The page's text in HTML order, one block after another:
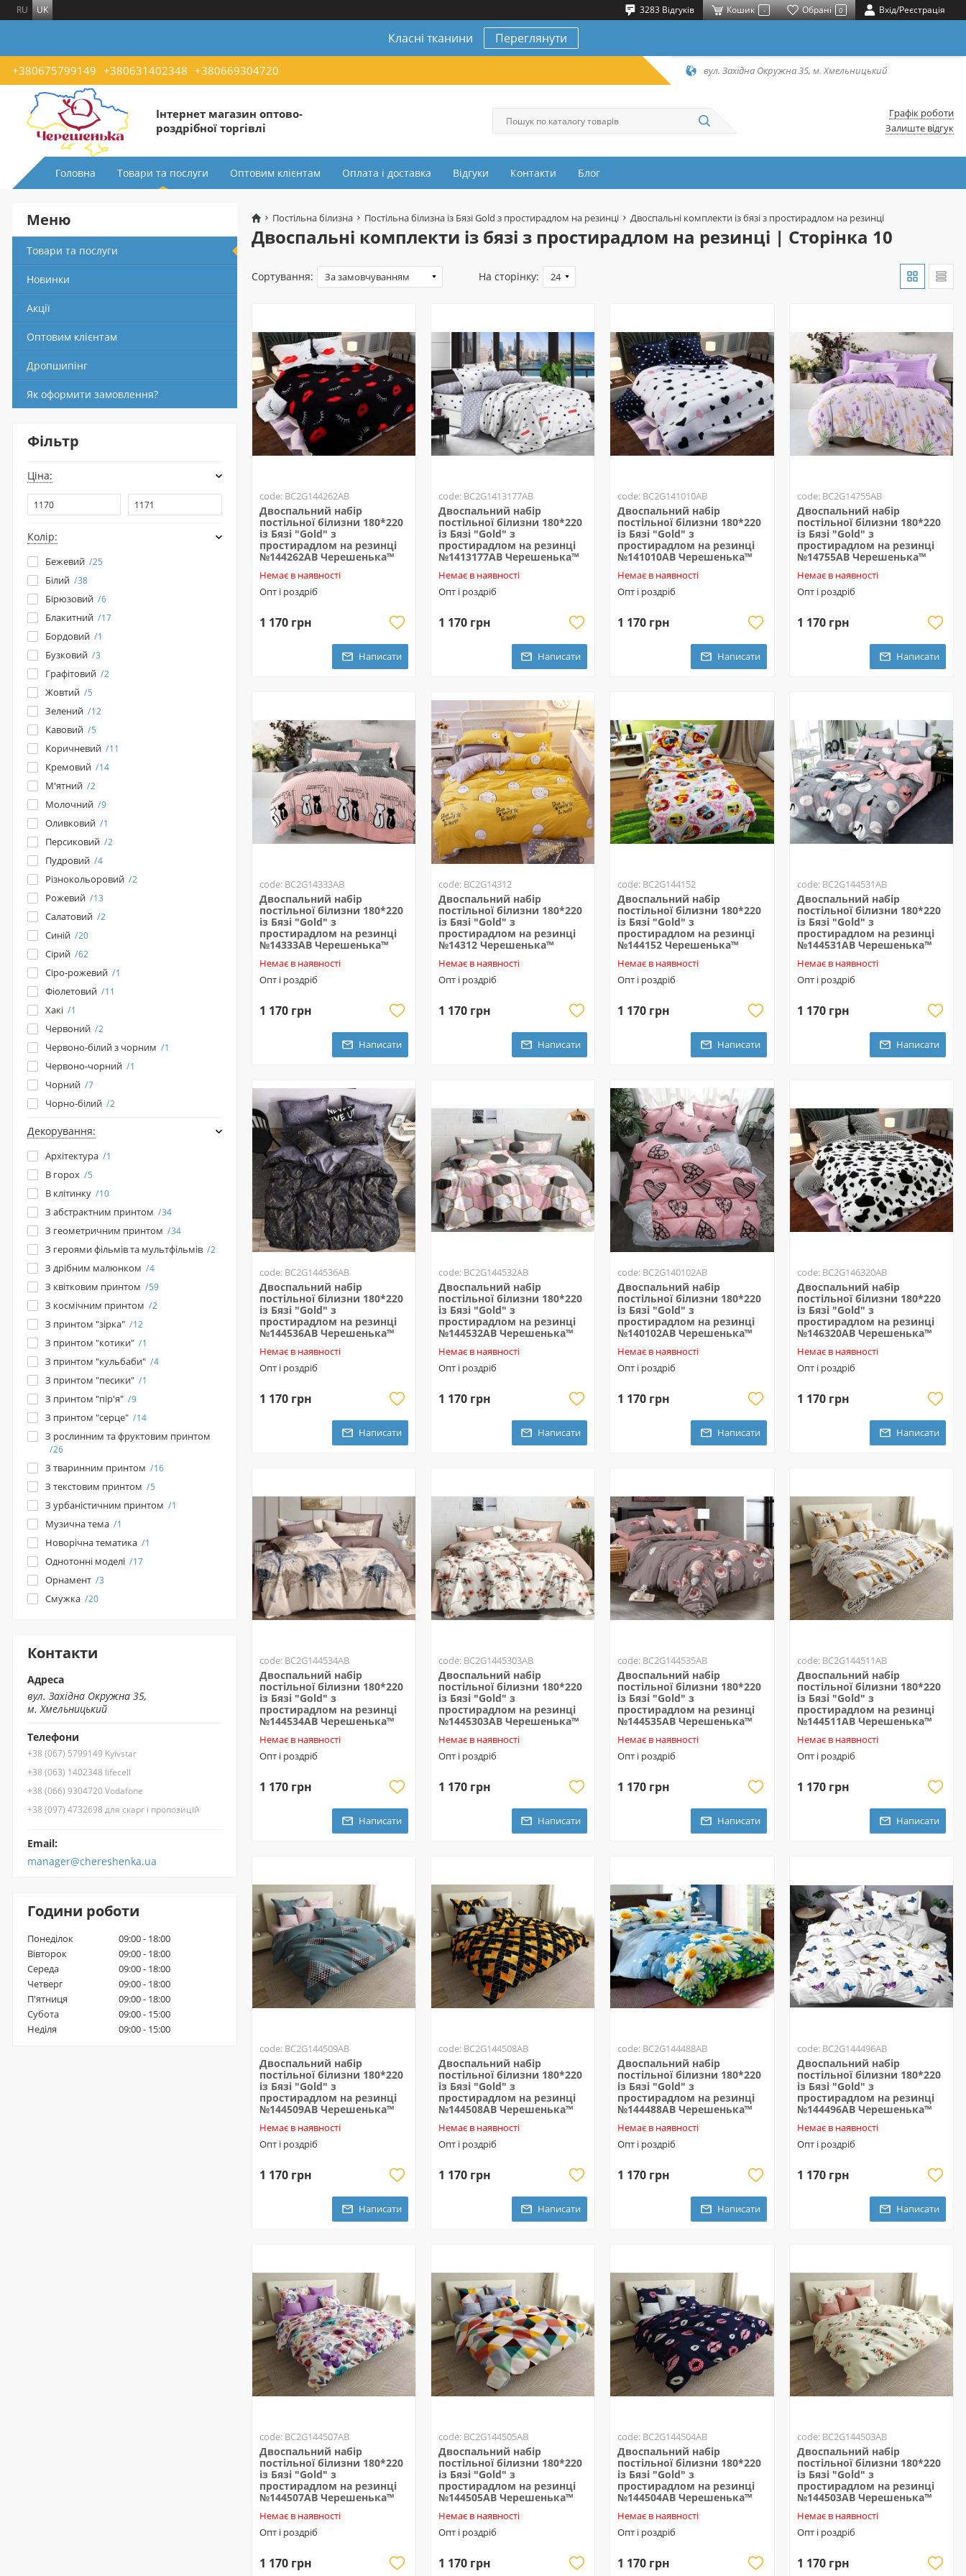
RU UK 3283 Відгуків Кошик - Обрані 0 Вхід/Реєстрація
Класні тканини Переглянути
+380675799149 +380631402348 +380669304720 вул. Західна Окружна 35, м. Хмельницький
Інтернет магазин оптово-
роздрібної торгівлі
Графік роботи
Залиште відгук
Головна Товари та послуги Оптовим клієнтам Оплата і доставка Відгуки Контакти Блог
Постільна білизна Постільна білизна із Бязі Gold з простирадлом на резинці Двоспальні комплекти із бязі з простирадлом на резинці
Двоспальні комплекти із бязі з простирадлом на резинці | Сторінка 10
Сортування: На сторінку:
code: BC2G144262AB
Двоспальний набір
постільної білизни 180*220
із Бязі "Gold" з
простирадлом на резинці
№144262AB Черешенька™
Немає в наявності
Опт і роздріб
1 170 грн
Написати
code: BC2G1413177AB
Двоспальний набір
постільної білизни 180*220
із Бязі "Gold" з
простирадлом на резинці
№1413177AB Черешенька™
Немає в наявності
Опт і роздріб
1 170 грн
Написати
code: BC2G141010AB
Двоспальний набір
постільної білизни 180*220
із Бязі "Gold" з
простирадлом на резинці
№141010AB Черешенька™
Немає в наявності
Опт і роздріб
1 170 грн
Написати
code: BC2G14755AB
Двоспальний набір
постільної білизни 180*220
із Бязі "Gold" з
простирадлом на резинці
№14755AB Черешенька™
Немає в наявності
Опт і роздріб
1 170 грн
Написати
code: BC2G14333AB
Двоспальний набір
постільної білизни 180*220
із Бязі "Gold" з
простирадлом на резинці
№14333AB Черешенька™
Немає в наявності
Опт і роздріб
1 170 грн
Написати
code: BC2G14312
Двоспальний набір
постільної білизни 180*220
із Бязі "Gold" з
простирадлом на резинці
№14312 Черешенька™
Немає в наявності
Опт і роздріб
1 170 грн
Написати
code: BC2G144152
Двоспальний набір
постільної білизни 180*220
із Бязі "Gold" з
простирадлом на резинці
№144152 Черешенька™
Немає в наявності
Опт і роздріб
1 170 грн
Написати
code: BC2G144531AB
Двоспальний набір
постільної білизни 180*220
із Бязі "Gold" з
простирадлом на резинці
№144531AB Черешенька™
Немає в наявності
Опт і роздріб
1 170 грн
Написати
code: BC2G144536AB
Двоспальний набір
постільної білизни 180*220
із Бязі "Gold" з
простирадлом на резинці
№144536AB Черешенька™
Немає в наявності
Опт і роздріб
1 170 грн
Написати
code: BC2G144532AB
Двоспальний набір
постільної білизни 180*220
із Бязі "Gold" з
простирадлом на резинці
№144532AB Черешенька™
Немає в наявності
Опт і роздріб
1 170 грн
Написати
code: BC2G140102AB
Двоспальний набір
постільної білизни 180*220
із Бязі "Gold" з
простирадлом на резинці
№140102AB Черешенька™
Немає в наявності
Опт і роздріб
1 170 грн
Написати
code: BC2G146320AB
Двоспальний набір
постільної білизни 180*220
із Бязі "Gold" з
простирадлом на резинці
№146320AB Черешенька™
Немає в наявності
Опт і роздріб
1 170 грн
Написати
code: BC2G144534AB
Двоспальний набір
постільної білизни 180*220
із Бязі "Gold" з
простирадлом на резинці
№144534AB Черешенька™
Немає в наявності
Опт і роздріб
1 170 грн
Написати
code: BC2G1445303AB
Двоспальний набір
постільної білизни 180*220
із Бязі "Gold" з
простирадлом на резинці
№1445303AB Черешенька™
Немає в наявності
Опт і роздріб
1 170 грн
Написати
code: BC2G144535AB
Двоспальний набір
постільної білизни 180*220
із Бязі "Gold" з
простирадлом на резинці
№144535AB Черешенька™
Немає в наявності
Опт і роздріб
1 170 грн
Написати
code: BC2G144511AB
Двоспальний набір
постільної білизни 180*220
із Бязі "Gold" з
простирадлом на резинці
№144511AB Черешенька™
Немає в наявності
Опт і роздріб
1 170 грн
Написати
code: BC2G144509AB
Двоспальний набір
постільної білизни 180*220
із Бязі "Gold" з
простирадлом на резинці
№144509AB Черешенька™
Немає в наявності
Опт і роздріб
1 170 грн
Написати
code: BC2G144508AB
Двоспальний набір
постільної білизни 180*220
із Бязі "Gold" з
простирадлом на резинці
№144508AB Черешенька™
Немає в наявності
Опт і роздріб
1 170 грн
Написати
code: BC2G144488AB
Двоспальний набір
постільної білизни 180*220
із Бязі "Gold" з
простирадлом на резинці
№144488AB Черешенька™
Немає в наявності
Опт і роздріб
1 170 грн
Написати
code: BC2G144496AB
Двоспальний набір
постільної білизни 180*220
із Бязі "Gold" з
простирадлом на резинці
№144496AB Черешенька™
Немає в наявності
Опт і роздріб
1 170 грн
Написати
code: BC2G144507AB
Двоспальний набір
постільної білизни 180*220
із Бязі "Gold" з
простирадлом на резинці
№144507AB Черешенька™
Немає в наявності
Опт і роздріб
1 170 грн
code: BC2G144505AB
Двоспальний набір
постільної білизни 180*220
із Бязі "Gold" з
простирадлом на резинці
№144505AB Черешенька™
Немає в наявності
Опт і роздріб
1 170 грн
code: BC2G144504AB
Двоспальний набір
постільної білизни 180*220
із Бязі "Gold" з
простирадлом на резинці
№144504AB Черешенька™
Немає в наявності
Опт і роздріб
1 170 грн
code: BC2G144503AB
Двоспальний набір
постільної білизни 180*220
із Бязі "Gold" з
простирадлом на резинці
№144503AB Черешенька™
Немає в наявності
Опт і роздріб
1 170 грн
Меню
Товари та послуги
Новинки
Акції
Оптовим клієнтам
Дропшипінг
Як оформити замовлення?
Фільтр
Ціна:
Колір:
Бежевий 25
Білий 38
Бірюзовий 6
Блакитний 17
Бордовий 1
Бузковий 3
Графітовий 2
Жовтий 5
Зелений 12
Кавовий 5
Коричневий 11
Кремовий 14
М'ятний 2
Молочний 9
Оливковий 1
Персиковий 2
Пудровий 4
Різнокольоровий 2
Рожевий 13
Салатовий 2
Синій 20
Сірий 62
Сіро-рожевий 1
Фіолетовий 11
Хакі 1
Червоний 2
Червоно-білий з чорним 1
Червоно-чорний 1
Чорний 7
Чорно-білий 2
Декорування:
Архітектура 1
В горох 5
В клітинку 10
З абстрактним принтом 34
З геометричним принтом 34
З героями фільмів та мультфільмів 2
З дрібним малюнком 4
З квітковим принтом 59
З космічним принтом 2
З принтом "зірка" 12
З принтом "котики" 1
З принтом "кульбаби" 4
З принтом "песики" 1
З принтом "пір'я" 9
З принтом "серце" 14
З рослинним та фруктовим принтом
26
З тваринним принтом 16
З текстовим принтом 5
З урбаністичним принтом 1
Музична тема 1
Новорічна тематика 1
Однотонні моделі 17
Орнамент 3
Смужка 20
Контакти
Адреса
вул. Західна Окружна 35,
м. Хмельницький
Телефони
+38 (067) 5799149 Kyivstar
+38 (063) 1402348 lifecell
+38 (066) 9304720 Vodafone
+38 (097) 4732698 для скарг і пропозицій
Email:
manager@chereshenka.ua
Години роботи
Понеділок
09:00 - 18:00
Вівторок
09:00 - 18:00
Середа
09:00 - 18:00
Четверг
09:00 - 18:00
П'ятниця
09:00 - 18:00
Субота
09:00 - 15:00
Неділя
09:00 - 15:00